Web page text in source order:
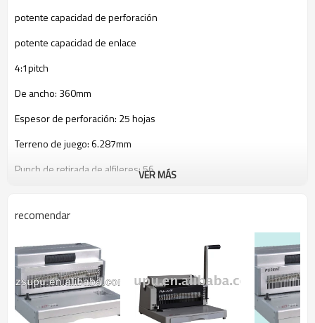
potente capacidad de perforación
potente capacidad de enlace
4:1pitch
De ancho: 360mm
Espesor de perforación: 25 hojas
Terreno de juego: 6.287mm
Punch de retirada de alfileres: 56
De espesor vinculante: 180 hojas
Motor eléctrico: 230v, 50hz/200w; 110v, 60hz/200w
margen lateral es ajustable para seleccionar el formato de hoja para
perforar
margen de profundidad es ajustable para adaptarse al tamaño de la
VER MÁS
recomendar